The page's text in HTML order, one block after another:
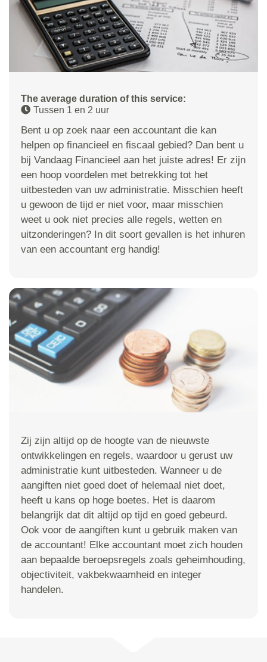
The average duration of this service:
Tussen 1 en 2 uur
Bent u op zoek naar een accountant die kan
helpen op financieel en fiscaal gebied? Dan bent u
bij Vandaag Financieel aan het juiste adres! Er zijn
een hoop voordelen met betrekking tot het
uitbesteden van uw administratie. Misschien heeft
u gewoon de tijd er niet voor, maar misschien
weet u ook niet precies alle regels, wetten en
uitzonderingen? In dit soort gevallen is het inhuren
van een accountant erg handig!
Zij zijn altijd op de hoogte van de nieuwste
ontwikkelingen en regels, waardoor u gerust uw
administratie kunt uitbesteden. Wanneer u de
aangiften niet goed doet of helemaal niet doet,
heeft u kans op hoge boetes. Het is daarom
belangrijk dat dit altijd op tijd en goed gebeurd.
Ook voor de aangiften kunt u gebruik maken van
de accountant! Elke accountant moet zich houden
aan bepaalde beroepsregels zoals geheimhouding,
objectiviteit, vakbekwaamheid en integer
handelen.